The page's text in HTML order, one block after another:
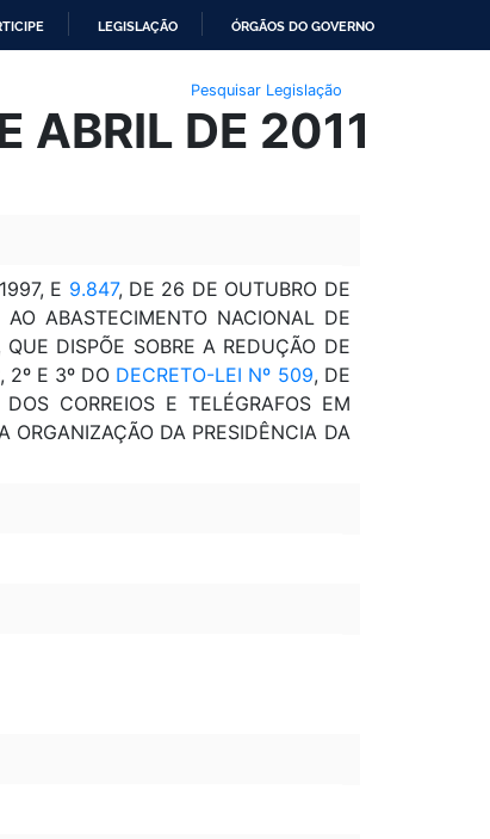
LEGISLAÇÃO ÓRGÃOS DO GOVERNO
Pesquisar Legislação
ABRIL DE 2011
E 9.847, DE 26 DE OUTUBRO DE
ABASTECIMENTO NACIONAL DE
DISPÕE SOBRE A REDUÇÃO DE
2º E 3º DO DECRETO-LEI Nº 509, DE
CORREIOS E TELÉGRAFOS EM
DA PRESIDÊNCIA DA